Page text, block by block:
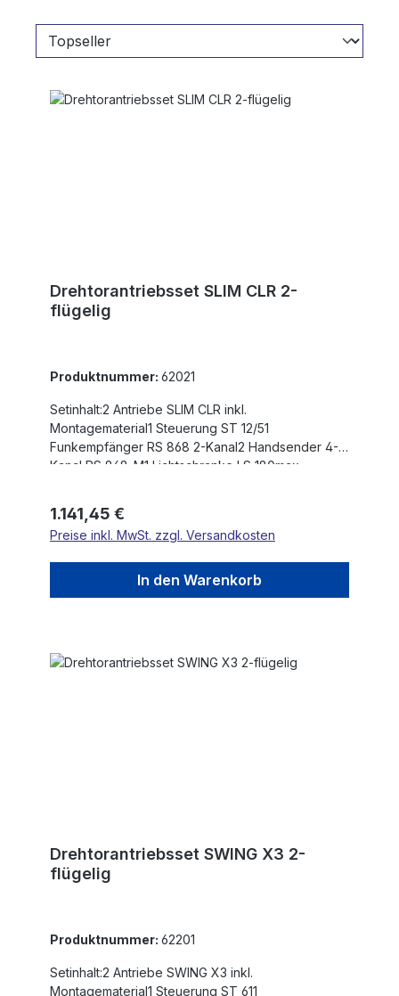
Drehtorantriebsset SLIM CLR 2-
flügelig
Produktnummer: 62021
Setinhalt:2 Antriebe SLIM CLR inkl.
Montagematerial1 Steuerung ST 12/51
Funkempfänger RS 868 2-Kanal2 Handsender 4-
Kanal RS 868-M1 Lichtschranke LS 180max.
20/Tagmit Endanschlägen12 V
GleichstrommotorSchlanke BauformRostfreie
SchubstangeGehäuse aus eloxiertem
AluminiumMontageteile in EdelstahlARS
Automatisches ReversiersystemDie max.
Regulärer Preis:
1.141,45 €
Preise inkl. MwSt. zzgl. Versandkosten
In den Warenkorb
Drehtorantriebsset SWING X3 2-
flügelig
Produktnummer: 62201
Setinhalt:2 Antriebe SWING X3 inkl.
Montagematerial1 Steuerung ST 611